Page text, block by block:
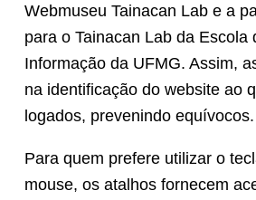
Webmuseu Tainacan Lab e a
para o Tainacan Lab da Escola
Informação da UFMG. Assim,
na identificação do website ao
logados, prevenindo equívocos.
Para quem prefere utilizar o
mouse, os atalhos fornecem